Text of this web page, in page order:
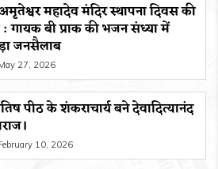
अमृतेश्वर महादेव मंदिर स्थापना दिवस की
गायक बी प्राक की भजन संध्या में
जनसैलाब
27, 2026
पीठ के शंकराचार्य बने देवादित्यानंद
10, 2026